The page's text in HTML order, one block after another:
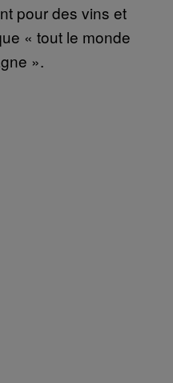
pour des vins et
« tout le monde
».